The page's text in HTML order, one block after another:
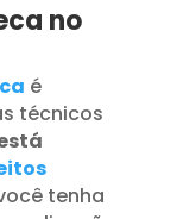
no
é
técnicos
tenha